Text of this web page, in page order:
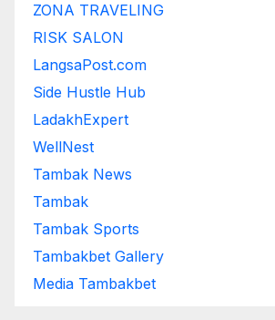
ZONA TRAVELING
RISK SALON
LangsaPost.com
Side Hustle Hub
LadakhExpert
WellNest
Tambak News
Tambak
Tambak Sports
Tambakbet Gallery
Media Tambakbet